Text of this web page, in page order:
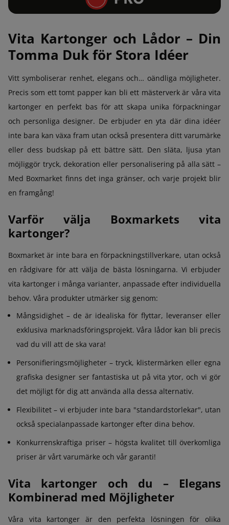
Vita Kartonger och Lådor – Din
Tomma Duk för Stora Idéer
Vitt symboliserar renhet, elegans och… oändliga möjligheter.
Precis som ett tomt papper kan bli ett mästerverk är våra vita
kartonger en perfekt bas för att skapa unika förpackningar
och personliga designer. De erbjuder en yta där dina idéer
inte bara kan växa fram utan också presentera ditt varumärke
eller dess budskap på ett bättre sätt. Den släta, ljusa ytan
möjliggör tryck, dekoration eller personalisering på alla sätt –
Med Boxmarket finns det inga gränser, och varje projekt blir
en framgång!
Varför välja Boxmarkets vita
kartonger?
Boxmarket är inte bara en förpackningstillverkare, utan också
en rådgivare för att välja de bästa lösningarna. Vi erbjuder
vita kartonger i många varianter, anpassade efter individuella
behov. Våra produkter utmärker sig genom:
Mångsidighet – de är idealiska för flyttar, leveranser eller
exklusiva marknadsföringsprojekt. Våra lådor kan bli precis
vad du vill att de ska vara!
Personifieringsmöjligheter – tryck, klistermärken eller egna
grafiska designer ser fantastiska ut på vita ytor, och vi gör
det möjligt för dig att använda alla dessa alternativ.
Flexibilitet – vi erbjuder inte bara "standardstorlekar", utan
också specialanpassade kartonger efter dina behov.
Konkurrenskraftiga priser – högsta kvalitet till överkomliga
priser är vårt varumärke och vår garanti!
Vita kartonger och du – Elegans
Kombinerad med Möjligheter
Våra vita kartonger är den perfekta lösningen för olika